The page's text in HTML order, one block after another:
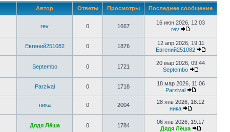
Автор Ответы Просмотры Последнее сообщение
rev 0 1667
16 июн 2026, 12:03
rev
Евгений251082 0 1876
12 апр 2026, 19:11
Евгений251082
Septembo 0 1721
20 мар 2026, 09:44
Septembo
Parzival 0 1718
18 мар 2026, 11:06
Parzival
ника 0 2004
28 янв 2026, 18:12
ника
Дядя Лёша 0 1784
06 янв 2026, 19:17
Дядя Лёша